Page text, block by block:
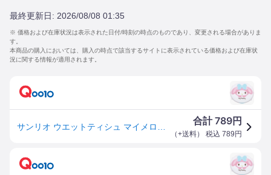
最終更新日: 2026/08/08 01:35
※ 価格および在庫状況は表示された日付/時刻の時点のものであり、変更される場合がありま
す。
本商品の購入においては、購入の時点で該当するサイトに表示されている価格および在庫状
況に関する情報が適用されます。
合計789円
（+送料） 税込 789 円